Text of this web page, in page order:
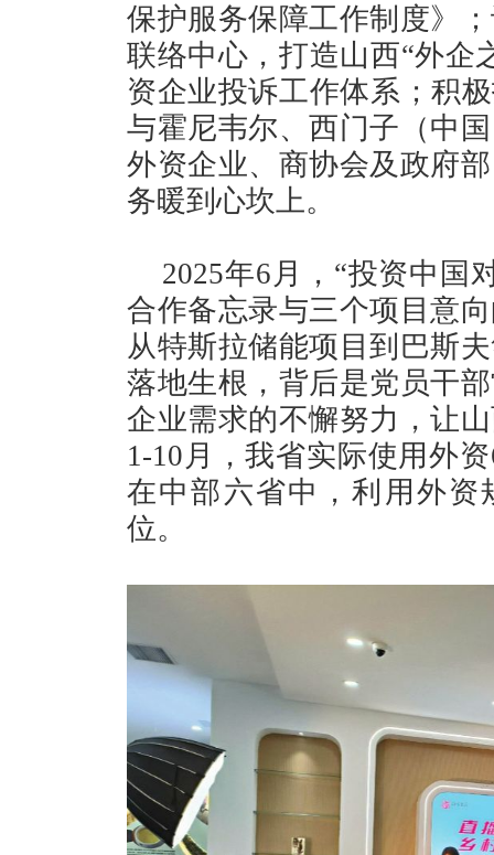
保护服务保障工作制度》
联络中心，打造山西“外企
资企业投诉工作体系；积
与霍尼韦尔、西门子（中
外资企业、商协会及政府
务暖到心坎上。
2025年6月，“投资中国
合作备忘录与三个项目意
从特斯拉储能项目到巴斯
落地生根，背后是党员干
企业需求的不懈努力，让
1-10月，我省实际使用外
在中部六省中，利用外
位。